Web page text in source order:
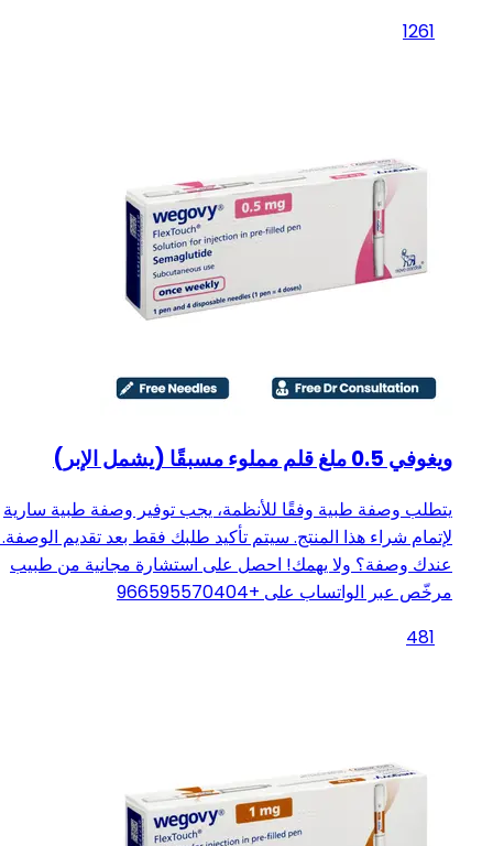
1261
ويغوفي 0.5 ملغ قلم مملوء مسبقًا (يشمل الإبر)
يتطلب وصفة طبية وفقًا للأنظمة، يجب توفير وصفة طبية سارية
لإتمام شراء هذا المنتج. سيتم تأكيد طلبك فقط بعد تقديم
عندك وصفة؟ ولا يهمك! احصل على استشارة مجانية من طبيب
مرخّص عبر الواتساب على +966595570404
481